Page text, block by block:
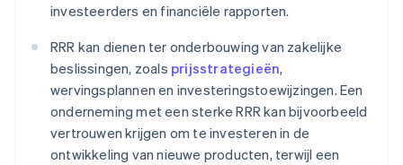
investeerders en financiële rapporten.
RRR kan dienen ter onderbouwing van zakelijke
beslissingen, zoals prijsstrategieën,
wervingsplannen en investeringstoewijzingen. Een
onderneming met een sterke RRR kan bijvoorbeeld
vertrouwen krijgen om te investeren in de
ontwikkeling van nieuwe producten, terwijl een